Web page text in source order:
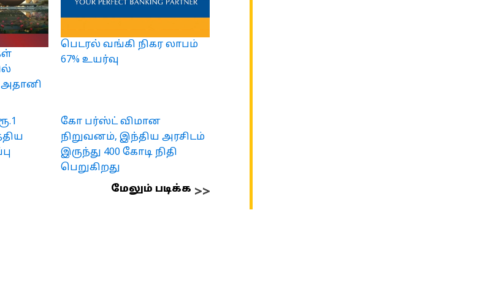
பெடரல் வங்கி நிகர லாபம்
67% உயர்வு
கோ பர்ஸ்ட் விமான
நிறுவனம், இந்திய அரசிடம்
இருந்து 400 கோடி நிதி
பெறுகிறது
மேலும் படிக்க